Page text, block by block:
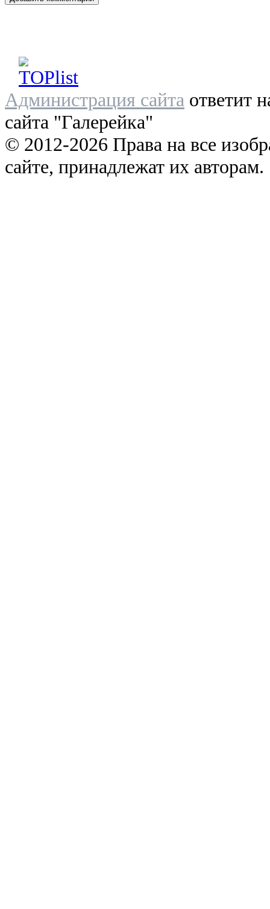
Администрация сайта ответит
сайта "Галерейка"
© 2012-2026 Права на все
сайте, принадлежат их авторам.